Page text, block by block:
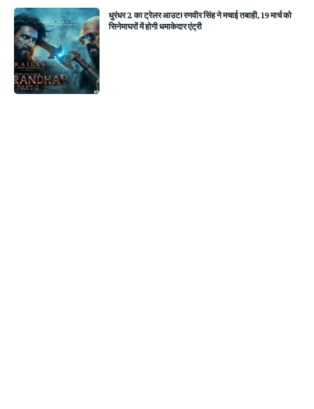
धुरंधर 2 का ट्रेलर आउट! रणवीर सिंह ने मचाई तबाही, 19 मार्च को
सिनेमाघरों में होगी धमाकेदार एंट्री